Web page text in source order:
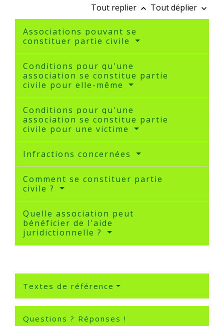
Tout replier keyboard_arrow_up Tout déplier keyboard_arrow_down
Associations pouvant se
constituer partie civile
Conditions pour qu'une
association se constitue partie
civile pour elle-même
Conditions pour qu'une
association se constitue partie
civile pour une victime
Infractions concernées
Comment se constituer partie
civile ?
Quelle association peut
bénéficier de l'aide
juridictionnelle ?
Textes de référence
Questions ? Réponses !